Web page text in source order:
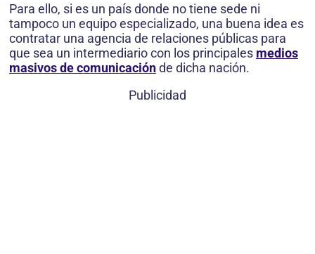
Para ello, si es un país donde no tiene sede ni
tampoco un equipo especializado, una buena idea es
contratar una agencia de relaciones públicas para
que sea un intermediario con los principales medios
masivos de comunicaciónde dicha nación.
Publicidad